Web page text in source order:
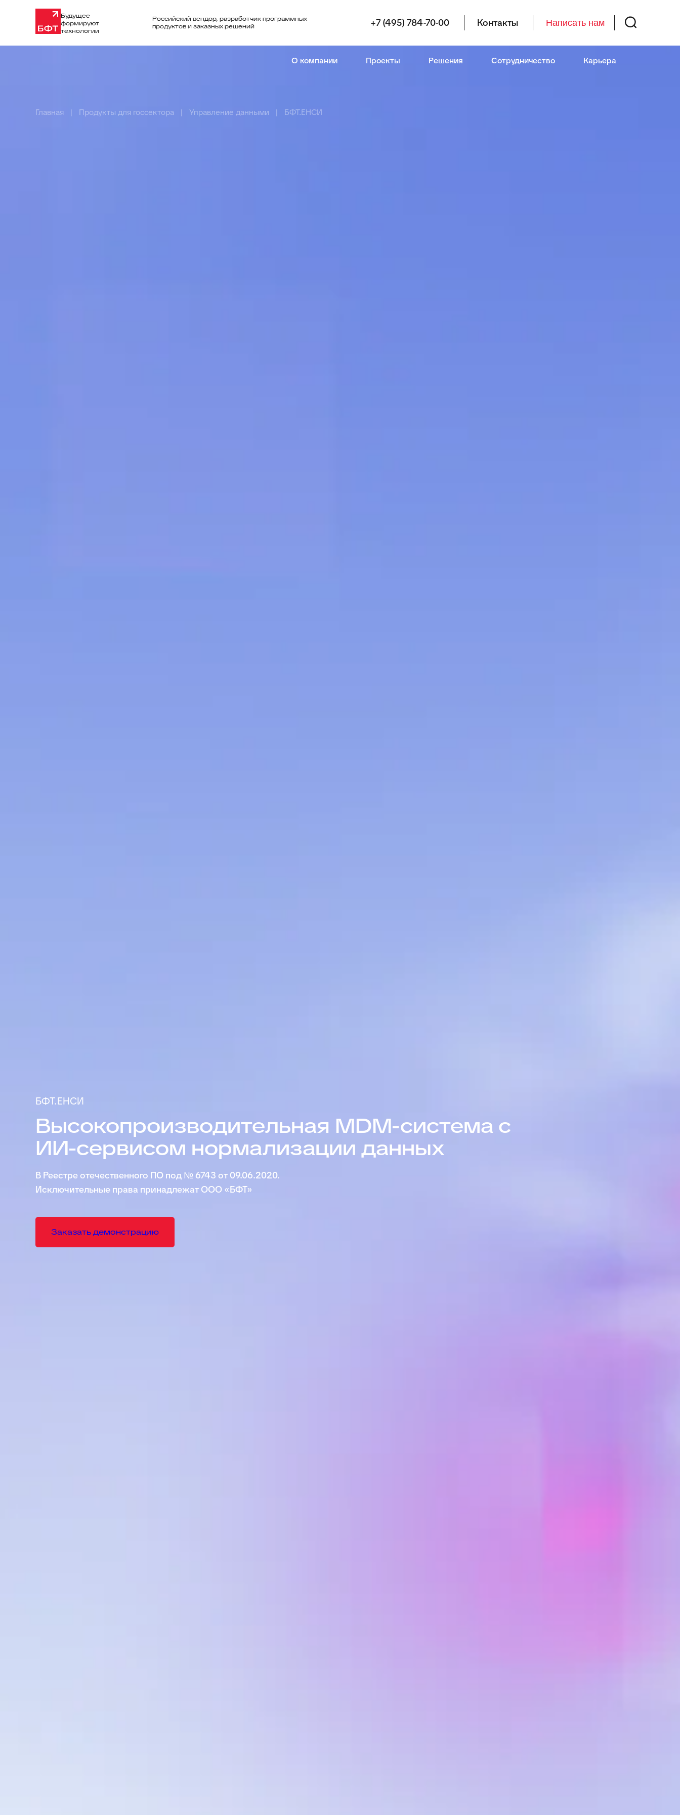
Будущее
формируют
технологии
Российский вендор, разработчик программных
продуктов и заказных решений
+7 (495) 784-70-00 Контакты Написать нам
О компании Проекты Решения Сотрудничество Карьера
Главная Продукты для госсектора Управление данными БФТ.ЕНСИ
БФТ.ЕНСИ
Высокопроизводительная MDM-система с
ИИ-сервисом нормализации данных
В Реестре отечественного ПО под № 6743 от 09.06.2020.
Исключительные права принадлежат ООО «БФТ»
Заказать демонстрацию